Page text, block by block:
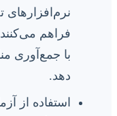
فراهم
با جمع‌آوری
دهد.
استفاده از